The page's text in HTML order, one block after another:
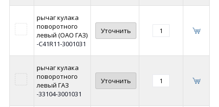
рычаг кулака
поворотного
левый (ОАО ГАЗ)
-C41R11-3001031
Уточнить
рычаг кулака
поворотного
левый ГАЗ
-33104-3001031
Уточнить